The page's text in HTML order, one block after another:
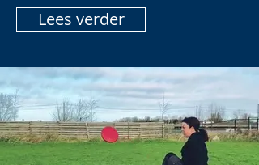
Lees verder